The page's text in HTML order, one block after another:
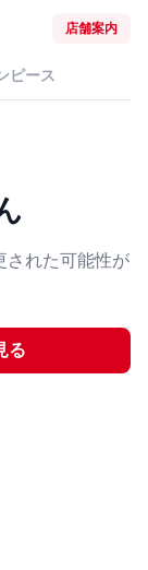
店舗案内
ピース
された可能性が
る